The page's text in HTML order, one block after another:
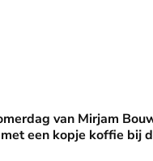
Bouwman eruit?
van Mirjam
een kopje koffie bij